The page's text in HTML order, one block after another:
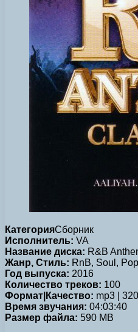
КатегорияСборник
Исполнитель: VA
Название диска: R&B
Жанр, Стиль: RnB, Soul,
Год выпуска: 2016
Количество треков: 100
Формат|Качество: mp3 |
Время звучания: 04:03:40
Размер файла: 590 MB